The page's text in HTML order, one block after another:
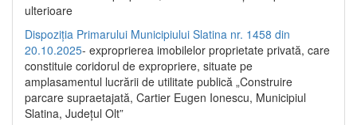
ulterioare
Dispoziția Primarului Municipiului Slatina nr. 1458 din
20.10.2025- exproprierea imobilelor proprietate privată, care
constituie coridorul de expropriere, situate pe
amplasamentul lucrării de utilitate publică „Construire
parcare supraetajată, Cartier Eugen Ionescu, Municipiul
Slatina, Județul Olt”